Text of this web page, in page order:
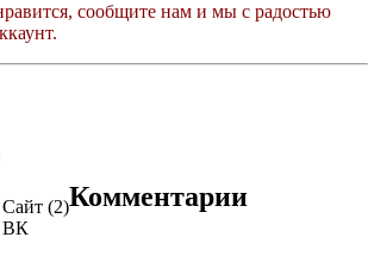
сообщите нам и мы с радостью
Сайт (2)
ВК
Комментарии